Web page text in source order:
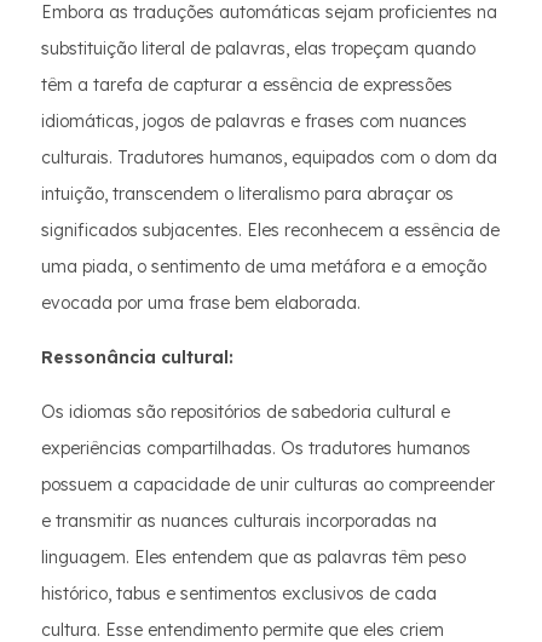
Embora as traduções automáticas sejam proficientes na
substituição literal de palavras, elas tropeçam quando
têm a tarefa de capturar a essência de expressões
idiomáticas, jogos de palavras e frases com nuances
culturais. Tradutores humanos, equipados com o dom da
intuição, transcendem o literalismo para abraçar os
significados subjacentes. Eles reconhecem a essência de
uma piada, o sentimento de uma metáfora e a emoção
evocada por uma frase bem elaborada.
Ressonância cultural:
Os idiomas são repositórios de sabedoria cultural e
experiências compartilhadas. Os tradutores humanos
possuem a capacidade de unir culturas ao compreender
e transmitir as nuances culturais incorporadas na
linguagem. Eles entendem que as palavras têm peso
histórico, tabus e sentimentos exclusivos de cada
cultura. Esse entendimento permite que eles criem